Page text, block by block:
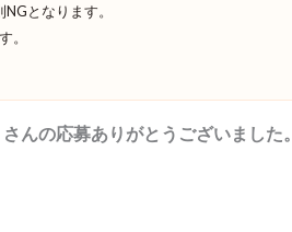
となります。
。
んの応募ありがとうございました。